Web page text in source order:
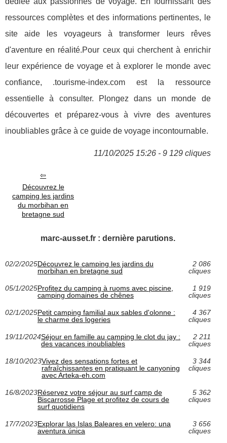
ressources complètes et des informations pertinentes, le
site aide les voyageurs à transformer leurs rêves
d'aventure en réalité.Pour ceux qui cherchent à enrichir
leur expérience de voyage et à explorer le monde avec
confiance, .tourisme-index.com est la ressource
essentielle à consulter. Plongez dans un monde de
découvertes et préparez-vous à vivre des aventures
inoubliables grâce à ce guide de voyage incontournable.
11/10/2025 15:26 - 9 129 cliques
Découvrez le
camping les jardins
du morbihan en
bretagne sud
marc-ausset.fr : dernière parutions.
02/2/2025Découvrez le camping les jardins du
morbihan en bretagne sud
2 086
cliques
05/1/2025Profitez du camping à ruoms avec piscine,
camping domaines de chênes
1 919
cliques
02/1/2025Petit camping familial aux sables d'olonne :
le charme des logeries
4 367
cliques
19/11/2024Séjour en famille au camping le clot du jay :
des vacances inoubliables
2 211
cliques
18/10/2023Vivez des sensations fortes et
rafraîchissantes en pratiquant le canyoning
avec Arteka-eh.com
3 344
cliques
16/8/2023Réservez votre séjour au surf camp de
Biscarrosse Plage et profitez de cours de
surf quotidiens
5 362
cliques
17/7/2023Explorar las Islas Baleares en velero: una
aventura única
3 656
cliques